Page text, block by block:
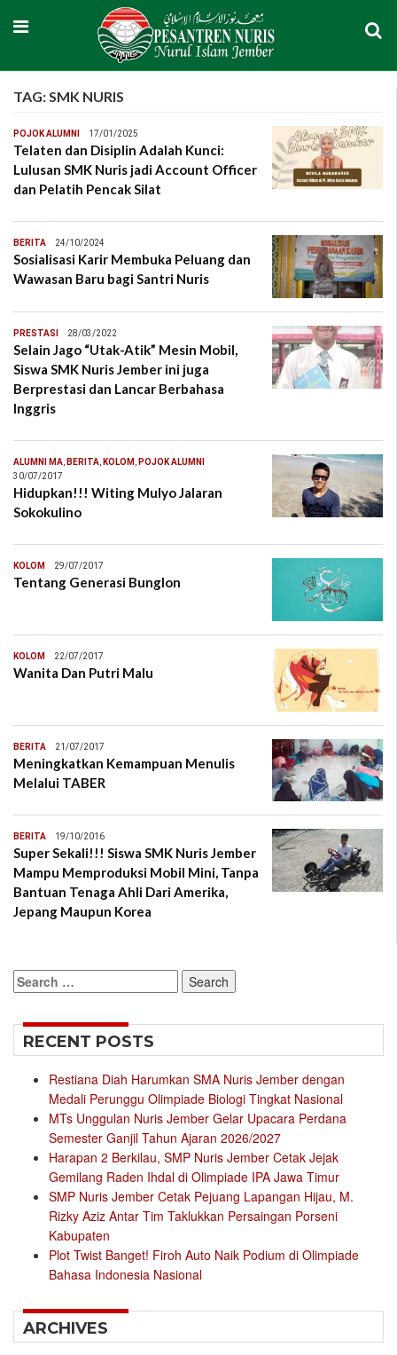
TAG:SMK NURIS
POJOK ALUMNI 17/01/2025
Telaten dan Disiplin Adalah Kunci:
Lulusan SMK Nuris jadi Account Officer
dan Pelatih Pencak Silat
BERITA 24/10/2024
Sosialisasi Karir Membuka Peluang dan
Wawasan Baru bagi Santri Nuris
PRESTASI 28/03/2022
Selain Jago “Utak-Atik” Mesin Mobil,
Siswa SMK Nuris Jember ini juga
Berprestasi dan Lancar Berbahasa
Inggris
ALUMNI MA BERITA KOLOM
POJOK ALUMNI
30/07/2017
Hidupkan!!! Witing Mulyo Jalaran
Sokokulino
KOLOM 29/07/2017
Tentang Generasi Bunglon
KOLOM 22/07/2017
Wanita Dan Putri Malu
BERITA 21/07/2017
Meningkatkan Kemampuan Menulis
Melalui TABER
BERITA 19/10/2016
Super Sekali!!! Siswa SMK Nuris Jember
Mampu Memproduksi Mobil Mini, Tanpa
Bantuan Tenaga Ahli Dari Amerika,
Jepang Maupun Korea
Search
for:
RECENT POSTS
Restiana Diah Harumkan SMA Nuris Jember dengan
Medali Perunggu Olimpiade Biologi Tingkat Nasional
MTs Unggulan Nuris Jember Gelar Upacara Perdana
Semester Ganjil Tahun Ajaran 2026/2027
Harapan 2 Berkilau, SMP Nuris Jember Cetak Jejak
Gemilang Raden Ihdal di Olimpiade IPA Jawa Timur
SMP Nuris Jember Cetak Pejuang Lapangan Hijau, M.
Rizky Aziz Antar Tim Taklukkan Persaingan Porseni
Kabupaten
Plot Twist Banget! Firoh Auto Naik Podium di Olimpiade
Bahasa Indonesia Nasional
ARCHIVES